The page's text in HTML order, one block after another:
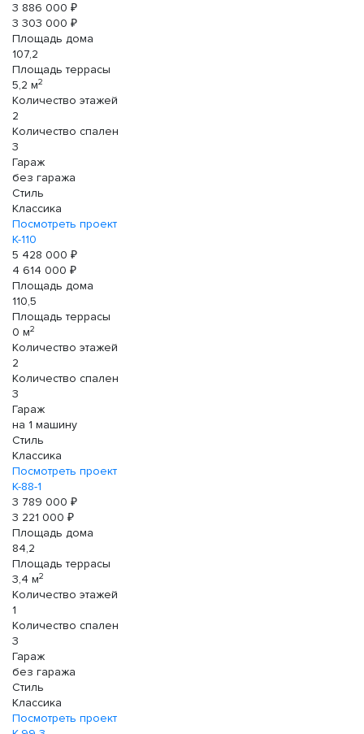
3 886 000 ₽
3 303 000 ₽
Площадь дома
107,2
Площадь террасы
5,2 м2
Количество этажей
2
Количество спален
3
Гараж
без гаража
Стиль
Классика
Посмотреть проект
К-110
5 428 000 ₽
4 614 000 ₽
Площадь дома
110,5
Площадь террасы
0 м2
Количество этажей
2
Количество спален
3
Гараж
на 1 машину
Стиль
Классика
Посмотреть проект
К-88-1
3 789 000 ₽
3 221 000 ₽
Площадь дома
84,2
Площадь террасы
3,4 м2
Количество этажей
1
Количество спален
3
Гараж
без гаража
Стиль
Классика
Посмотреть проект